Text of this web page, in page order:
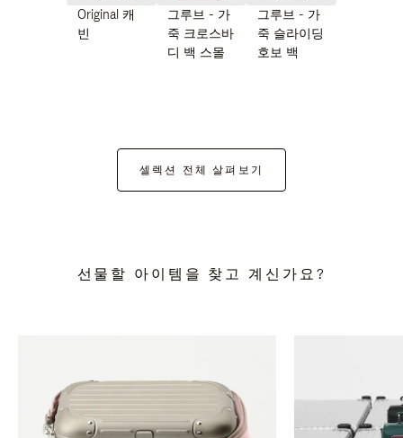
Original 캐
빈
그루브 - 가
죽 크로스바
디 백 스몰
그루브 - 가
죽 슬라이딩
호보 백
셀렉션 전체 살펴보기
선물할 아이템을 찾고 계신가요?